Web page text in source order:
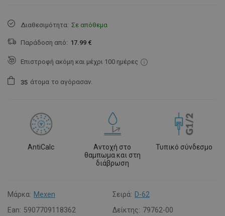
Διαθεσιμότητα: Σε απόθεμα
Παράδοση από: 17.99 €
Επιστροφή ακόμη και μέχρι 100 ημέρες
35 άτομα το αγόρασαν.
AntiCalc
Αντοχή στο
θαμπωμα και στη
διάβρωση
Τυπικό σύνδεσμο
Μάρκα: Mexen Σειρά: D-62
Ean: 5907709118362 Δείκτης: 79762-00